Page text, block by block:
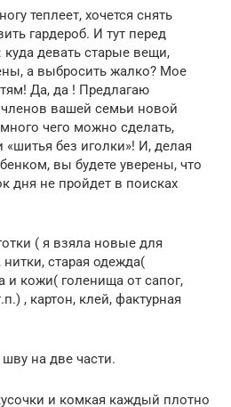
теплеет, хочется снять
гардероб. И тут перед
девать старые вещи,
а выбросить жалко? Мое
Да, да ! Предлагаю
вашей семьи новой
чего можно сделать,
без иголки»! И, делая
вы будете уверены, что
дня не пройдет в поисках
( я взяла новые для
старая одежда(
и кожи( голенища от сапог,
, картон, клей, фактурная
на две части.
и комкая каждый плотно